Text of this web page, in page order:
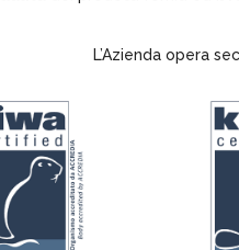
L’Azienda opera